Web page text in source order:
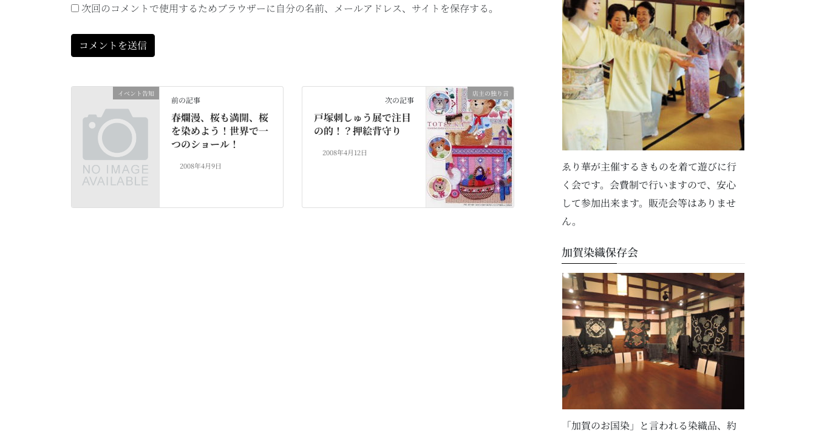
次回のコメントで使用するためブラウザーに自分の名前、メールアドレス、サイトを保存する。
イベント告知
前の記事
春爛漫、桜も満開、桜
を染めよう！世界で一
つのショール！
2008年4月9日
店主の独り言
次の記事
戸塚刺しゅう展で注目
の的！？押絵背守り
2008年4月12日
ゑり華が主催するきものを着て遊びに行
く会です。会費制で行いますので、安心
して参加出来ます。販売会等はありませ
ん。
加賀染織保存会
「加賀のお国染」と言われる染織品、約